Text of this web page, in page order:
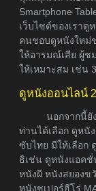
Smartphone
เว็บไซต์ของเรา
คนชอบดูหนังใหม่
ให้อารมณ์เสีย ผู้ช
ให้เหมาะสม เช่น
ดูหนังออนไลน์
นอกจากนี้ยั
ท่านได้เลือก ดูหนั
ซับไทย มีให้เลือก
ธิเช่น ดูหนังแอคชั่
หนังผี หนังสยองข
หนังซุเปอร์ฮีโร่